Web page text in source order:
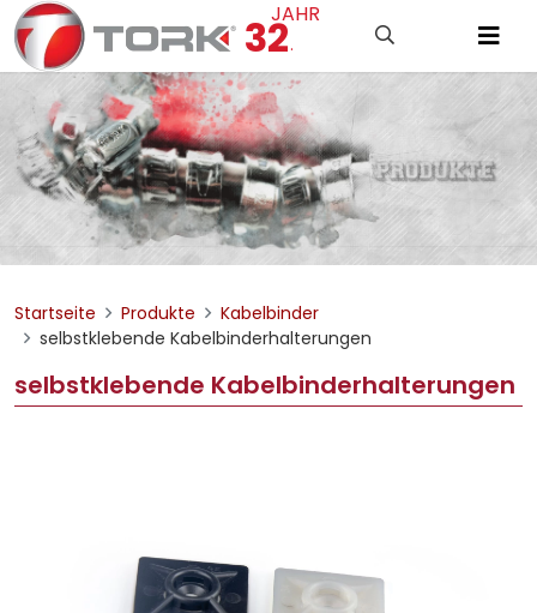
32.
JAHR
Startseite Produkte
Kabelbinder
selbstklebende Kabelbinderhalterungen
selbstklebende Kabelbinderhalterungen